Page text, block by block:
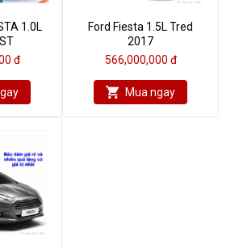
1.0L
đ
Ford Fiesta 1.5L Tred
2017
566,000,000 đ
Mua ngay